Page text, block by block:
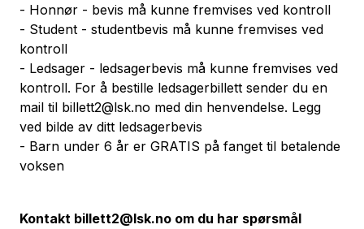
- Honnør - bevis må kunne fremvises ved kontroll
- Student - studentbevis må kunne fremvises ved
kontroll
- Ledsager - ledsagerbevis må kunne fremvises ved
kontroll. For å bestille ledsagerbillett sender du en
mail til billett2@lsk.no med din henvendelse. Legg
ved bilde av ditt ledsagerbevis
- Barn under 6 år er GRATIS på fanget til betalende
voksen
Kontakt billett2@lsk.no om du har spørsmål